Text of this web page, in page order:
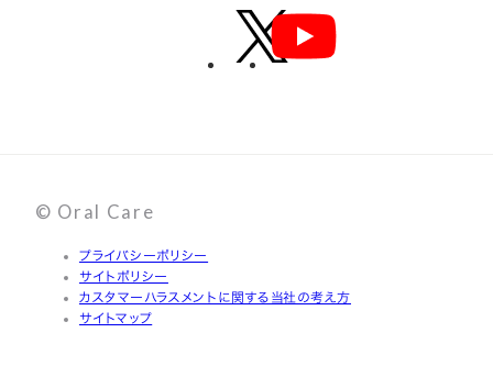
© Oral Care
プライバシーポリシー
サイトポリシー
カスタマーハラスメントに関する当社の考え方
サイトマップ